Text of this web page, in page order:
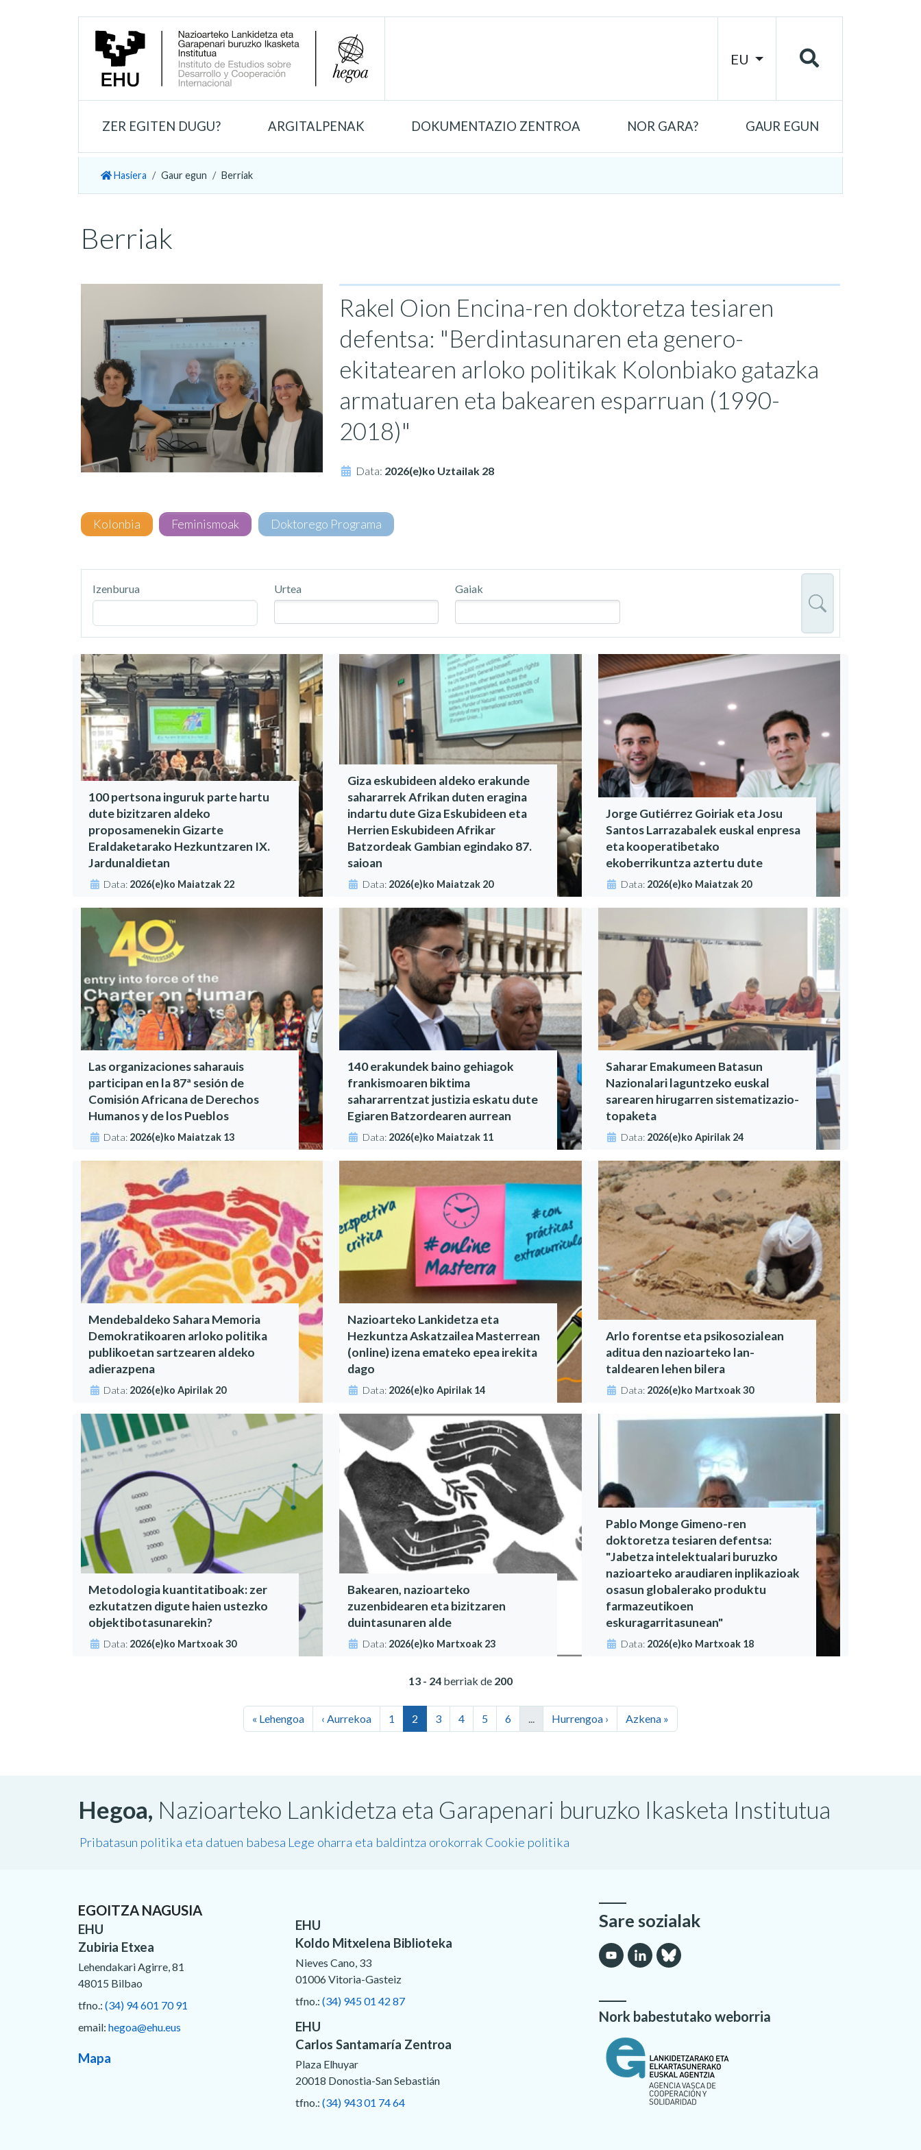
EU
ZER EGITEN DUGU? ARGITALPENAK DOKUMENTAZIO ZENTROA NOR GARA? GAUR EGUN
Hasiera Gaur egun Berriak
Berriak
Rakel Oion Encina-ren doktoretza tesiaren
defentsa: "Berdintasunaren eta genero-
ekitatearen arloko politikak Kolonbiako gatazka
armatuaren eta bakearen esparruan (1990-
2018)"
Data: 2026(e)ko Uztailak 28
Kolonbia Feminismoak Doktorego Programa
Izenburua Urtea Gaiak
100 pertsona inguruk parte hartu
dute bizitzaren aldeko
proposamenekin Gizarte
Eraldaketarako Hezkuntzaren IX.
Jardunaldietan
Data: 2026(e)ko Maiatzak 22
Giza eskubideen aldeko erakunde
sahararrek Afrikan duten eragina
indartu dute Giza Eskubideen eta
Herrien Eskubideen Afrikar
Batzordeak Gambian egindako 87.
saioan
Data: 2026(e)ko Maiatzak 20
Jorge Gutiérrez Goiriak eta Josu
Santos Larrazabalek euskal enpresa
eta kooperatibetako
ekoberrikuntza aztertu dute
Data: 2026(e)ko Maiatzak 20
Las organizaciones saharauis
participan en la 87ª sesión de
Comisión Africana de Derechos
Humanos y de los Pueblos
Data: 2026(e)ko Maiatzak 13
140 erakundek baino gehiagok
frankismoaren biktima
sahararrentzat justizia eskatu dute
Egiaren Batzordearen aurrean
Data: 2026(e)ko Maiatzak 11
Saharar Emakumeen Batasun
Nazionalari laguntzeko euskal
sarearen hirugarren sistematizazio-
topaketa
Data: 2026(e)ko Apirilak 24
Mendebaldeko Sahara Memoria
Demokratikoaren arloko politika
publikoetan sartzearen aldeko
adierazpena
Data: 2026(e)ko Apirilak 20
Nazioarteko Lankidetza eta
Hezkuntza Askatzailea Masterrean
(online) izena emateko epea irekita
dago
Data: 2026(e)ko Apirilak 14
Arlo forentse eta psikosozialean
aditua den nazioarteko lan-
taldearen lehen bilera
Data: 2026(e)ko Martxoak 30
Metodologia kuantitatiboak: zer
ezkutatzen digute haien ustezko
objektibotasunarekin?
Data: 2026(e)ko Martxoak 30
Bakearen, nazioarteko
zuzenbidearen eta bizitzaren
duintasunaren alde
Data: 2026(e)ko Martxoak 23
Pablo Monge Gimeno-ren
doktoretza tesiaren defentsa:
"Jabetza intelektualari buruzko
nazioarteko araudiaren inplikazioak
osasun globalerako produktu
farmazeutikoen
eskuragarritasunean"
Data: 2026(e)ko Martxoak 18
13 - 24 berriak de 200
« Lehengoa ‹ Aurrekoa 1 2 3 4 5 6 Hurrengoa › Azkena »
Hegoa, Nazioarteko Lankidetza eta Garapenari buruzko Ikasketa Institutua
Pribatasun politika eta datuen babesa Lege oharra eta baldintza orokorrak Cookie politika
EGOITZA NAGUSIA
EHU
Zubiria Etxea
Lehendakari Agirre, 81
48015 Bilbao
tfno.: (34) 94 601 70 91
email: hegoa@ehu.eus
Mapa
EHU
Koldo Mitxelena Biblioteka
Nieves Cano, 33
01006 Vitoria-Gasteiz
tfno.: (34) 945 01 42 87
EHU
Carlos Santamaría Zentroa
Plaza Elhuyar
20018 Donostia-San Sebastián
tfno.: (34) 943 01 74 64
Sare sozialak
Nork babestutako weborria